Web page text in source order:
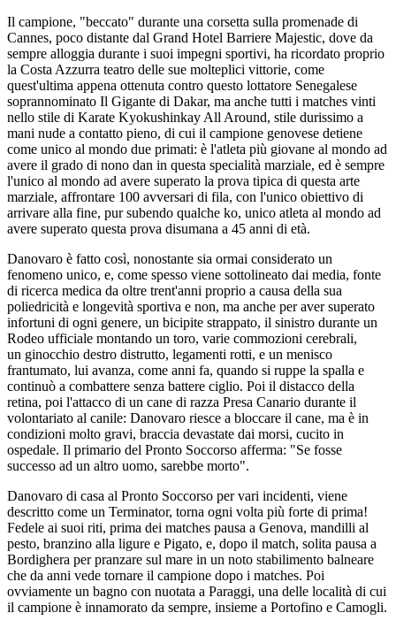
Il campione, "beccato" durante una corsetta sulla promenade di
Cannes, poco distante dal Grand Hotel Barriere Majestic, dove da
sempre alloggia durante i suoi impegni sportivi, ha ricordato proprio
la Costa Azzurra teatro delle sue molteplici vittorie, come
quest'ultima appena ottenuta contro questo lottatore Senegalese
soprannominato Il Gigante di Dakar, ma anche tutti i matches vinti
nello stile di Karate Kyokushinkay All Around, stile durissimo a
mani nude a contatto pieno, di cui il campione genovese detiene
come unico al mondo due primati: è l'atleta più giovane al mondo ad
avere il grado di nono dan in questa specialità marziale, ed è sempre
l'unico al mondo ad avere superato la prova tipica di questa arte
marziale, affrontare 100 avversari di fila, con l'unico obiettivo di
arrivare alla fine, pur subendo qualche ko, unico atleta al mondo ad
avere superato questa prova disumana a 45 anni di età.
Danovaro è fatto così, nonostante sia ormai considerato un
fenomeno unico, e, come spesso viene sottolineato dai media, fonte
di ricerca medica da oltre trent'anni proprio a causa della sua
poliedricità e longevità sportiva e non, ma anche per aver superato
infortuni di ogni genere, un bicipite strappato, il sinistro durante un
Rodeo ufficiale montando un toro, varie commozioni cerebrali,
un ginocchio destro distrutto, legamenti rotti, e un menisco
frantumato, lui avanza, come anni fa, quando si ruppe la spalla e
continuò a combattere senza battere ciglio. Poi il distacco della
retina, poi l'attacco di un cane di razza Presa Canario durante il
volontariato al canile: Danovaro riesce a bloccare il cane, ma è in
condizioni molto gravi, braccia devastate dai morsi, cucito in
ospedale. Il primario del Pronto Soccorso afferma: "Se fosse
successo ad un altro uomo, sarebbe morto".
Danovaro di casa al Pronto Soccorso per vari incidenti, viene
descritto come un Terminator, torna ogni volta più forte di prima!
Fedele ai suoi riti, prima dei matches pausa a Genova, mandilli al
pesto, branzino alla ligure e Pigato, e, dopo il match, solita pausa a
Bordighera per pranzare sul mare in un noto stabilimento balneare
che da anni vede tornare il campione dopo i matches. Poi
ovviamente un bagno con nuotata a Paraggi, una delle località di cui
il campione è innamorato da sempre, insieme a Portofino e Camogli.